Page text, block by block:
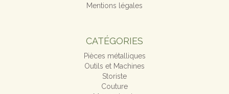
Mentions légales
CATÉGORIES
Pièces métalliques
Outils et Machines
Storiste
Couture